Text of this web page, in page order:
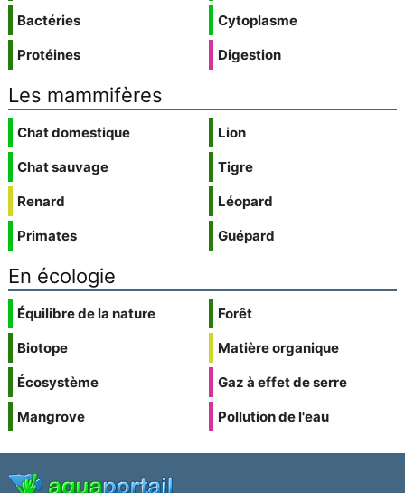
Bactéries
Protéines
Cytoplasme
Digestion
Les mammifères
Chat domestique
Chat sauvage
Renard
Primates
Lion
Tigre
Léopard
Guépard
En écologie
Équilibre de la nature
Biotope
Écosystème
Mangrove
Forêt
Matière organique
Gaz à effet de serre
Pollution de l'eau